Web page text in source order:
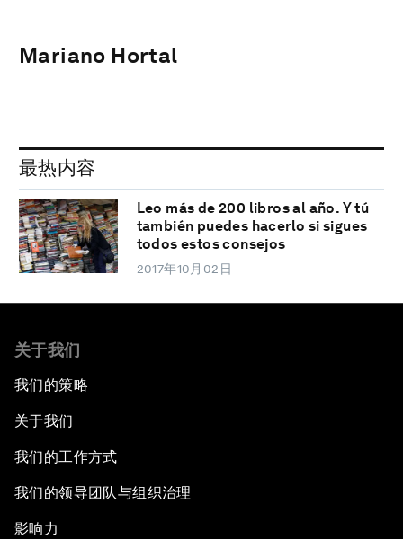
Mariano Hortal
最热内容
Leo más de 200 libros al año. Y tú
también puedes hacerlo si sigues
todos estos consejos
2017年10月02日
关于我们
我们的策略
关于我们
我们的工作方式
我们的领导团队与组织治理
影响力